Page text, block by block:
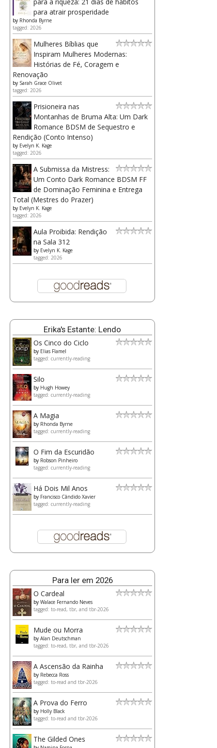
para atrair prosperidade
by Rhonda Byrne
tagged: 2026
Mulheres Bíblias que
Inspiram Mulheres Modernas:
Histórias de Fé, Coragem e
Renovação
by Sarah Grace Olivet
tagged: 2026
Prisioneira nas
Montanhas de Bruma Alta: Um Dark
Romance BDSM de Sequestro e
Rendição (Conto Intenso)
by Evelyn K. Kage
tagged: 2026
A Submissa da Mistress:
Um Conto Dark Romance BDSM FF
de Dominação Feminina e Entrega
Total (Mestres do Prazer)
by Evelyn K. Kage
tagged: 2026
Aula Proibida: Rendição
na Sala 312
by Evelyn K. Kage
tagged: 2026
Erika's Estante: Lendo
Os Cinco do Ciclo
by Elias Flamel
tagged: currently-reading
Silo
by Hugh Howey
tagged: currently-reading
A Magia
by Rhonda Byrne
tagged: currently-reading
O Fim da Escuridão
by Robson Pinheiro
tagged: currently-reading
Há Dois Mil Anos
by Francisco Cândido Xavier
tagged: currently-reading
Para ler em 2026
O Cardeal
by Walace Fernando Neves
tagged: to-read, tbr, and tbr-2026
Mude ou Morra
by Alan Deutschman
tagged: to-read, tbr, and tbr-2026
A Ascensão da Rainha
by Rebecca Ross
tagged: to-read and tbr-2026
A Prova do Ferro
by Holly Black
tagged: to-read and tbr-2026
The Gilded Ones